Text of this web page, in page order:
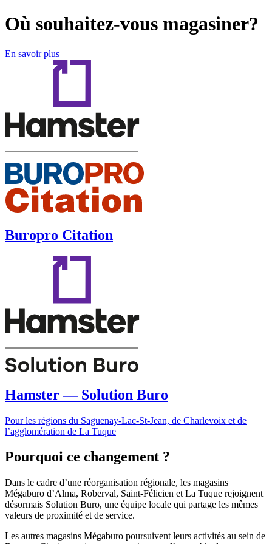
Où souhaitez-vous magasiner?
En savoir plus
Buropro Citation
Hamster — Solution Buro
Pour les régions du Saguenay-Lac-St-Jean, de Charlevoix et de
l’agglomération de La Tuque
Pourquoi ce changement ?
Dans le cadre d’une réorganisation régionale, les magasins
Mégaburo d’Alma, Roberval, Saint-Félicien et La Tuque rejoignent
désormais Solution Buro, une équipe locale qui partage les mêmes
valeurs de proximité et de service.
Les autres magasins Mégaburo poursuivent leurs activités au sein de